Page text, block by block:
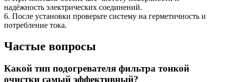
надёжность электрических соединений.
6. После установки проверьте систему на герметичность и
потребление тока.
Частые вопросы
Какой тип подогревателя фильтра тонкой
очистки самый эффективный?